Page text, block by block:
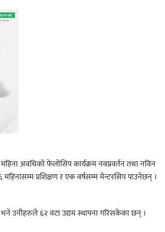
अवधिको फेलोसिप कार्यक्रम नवप्रवर्तन तथा नविन
प्रशिक्षण र एक वर्षसम्म मेन्टरसिप पाउनेछन् ।
उनीहरुले ६२ वटा उद्यम स्थापना गरिसकेका छन् ।